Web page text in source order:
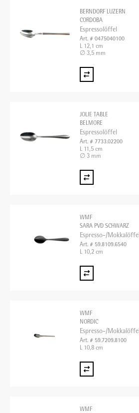
BERNDORF LUZERN
CORDOBA
Espressolöffel
Art. # 0475040100
L 12,1 cm
∅ 3,5 mm
JOLIE TABLE
BELMORE
Espressolöffel
Art. # 7733.02200
L 11,5 cm
∅ 3 mm
WMF
SARA PVD SCHWARZ
Espresso-/Mokkalöffel
Art. # 59.8109.6540
L 10,2 cm
WMF
NORDIC
Espresso-/Mokkalöffel
Art. # 59.7209.8100
L 10,8 cm
WMF